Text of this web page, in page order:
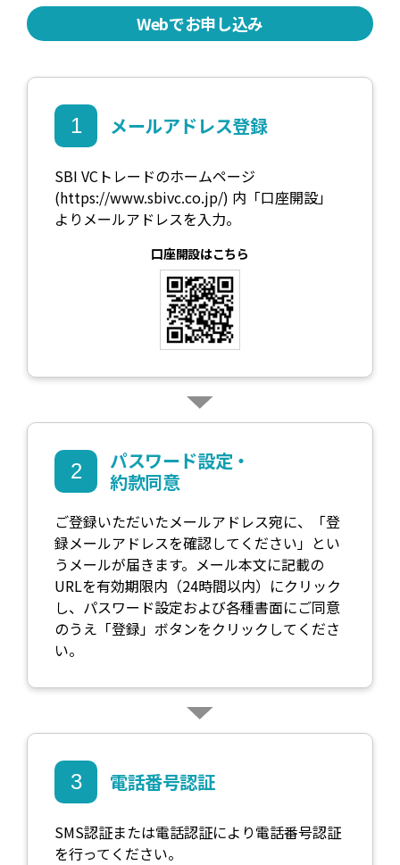
外国PEPsに該当していないこと
（転送手続き先への発送不可）※2
反社会的勢力に関係していないこと
その他当社が定める基準を満たすこと ※3
※1 ご登録いただいたメールアドレス又はご登録電話番
号に当社からお手続きのご連絡をいたします。
※2 法人のお客さまにつきましてはご登録住所が最新の
情報でない場合、住所地確認のための書類がお届けでき
ず、口座開設処理を中断させていただく場合がございま
類を用いて開設手続きいただきますようお願いいたしま
※3 お申込みいただいた内容を元に当社で審査した結
果、口座開設のご希望にそえない場合がございます。当
社口座開設の審査基準の内容や個別の判断理由はお客様
すでにSBI VCトレードの口座をお持ちのお客様は改めて
の口座開設手続きは必要ございません。
Webでお申し込み
1 メールアドレス登録
SBI VCトレードのホームページ
(https://www.sbivc.co.jp/) 内「口座開設」
よりメールアドレスを入力。
口座開設はこちら
2
パスワード設定・
約款同意
ご登録いただいたメールアドレス宛に、「登
録メールアドレスを確認してください」とい
うメールが届きます。メール本文に記載の
URLを有効期限内（24時間以内）にクリック
し、パスワード設定および各種書面にご同意
のうえ「登録」ボタンをクリックしてくださ
い。
3 電話番号認証
SMS認証または電話認証により電話番号認証
を行ってください。